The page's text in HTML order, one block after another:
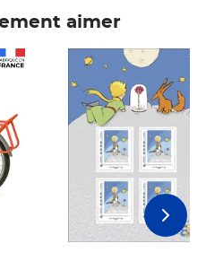
aimer
Prix 6,25€ HT